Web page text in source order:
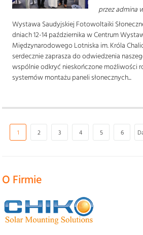
przez admina
Wystawa Saudyjskiej Fotowoltaiki
dniach 12-14 października w Centrum
Międzynarodowego Lotniska im. Króla
serdecznie zaprasza do odwiedzenia
wspólnie odkryć nieskończone możliwości
systemów montażu paneli słonecznych...
1 2 3 4 5 6
O Firmie